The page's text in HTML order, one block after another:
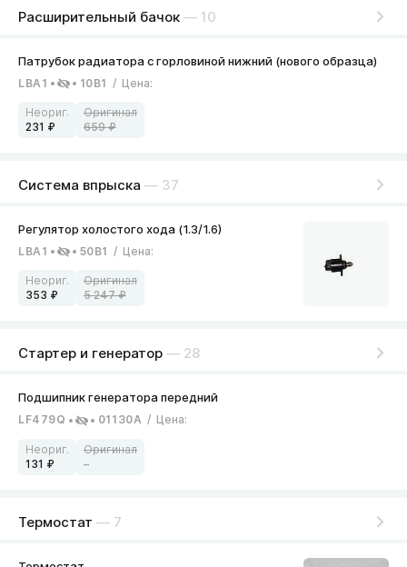
Расширительный бачок — 10
LBA1 10B1 / Цена:
231 659
Система впрыска — 37
LBA1 50B1 / Цена:
353 5 247
Стартер и генератор — 28
LF479Q 01130A / Цена:
131 –
Термостат — 7